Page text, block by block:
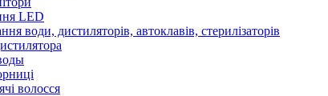
LED
води, дистиляторів, автоклавів, стерилізаторів
волосся